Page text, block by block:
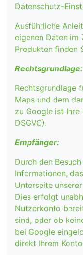
Datenschutz-
Ausführliche
eigenen Daten im
Produkten finden
Rechtsgrundlage:
Rechtsgrundlage
Maps und dem
zu Google ist Ihre
DSGVO).
Empfänger:
Durch den
Informationen,
Unterseite
Dies erfolgt
Nutzerkonto
sind, oder ob
bei Google
direkt Ihrem